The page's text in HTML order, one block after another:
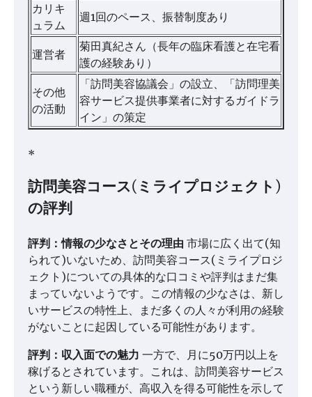
カリキ
ュラム
週1回のペース、振替制度あり
運営者
菊田真紀さん（長年の臨床看護と在宅看
護の経験あり）
その他
の活動
「訪問美容協議会」の設立、「訪問理美
容サービス提供事業者に対するガイドラ
イン」の策定
*
訪問美容コース(ミライプロジェクト)
の評判
評判：情報の少なさとその理由 市場に広く出て(知
られて)いないため、訪問美容コース(ミライプロジ
ェクト)についての具体的な口コミや評判はまだ集
まっていないようです。この情報の少なさは、新し
いサービスの特性上、まだ多くの人々が利用の経験
がないことに起因している可能性があります。
評判：収入面での魅力 一方で、月に50万円以上を
稼げるとされています。これは、訪問美容サービス
という新しい職種が、高収入を得る可能性を示して